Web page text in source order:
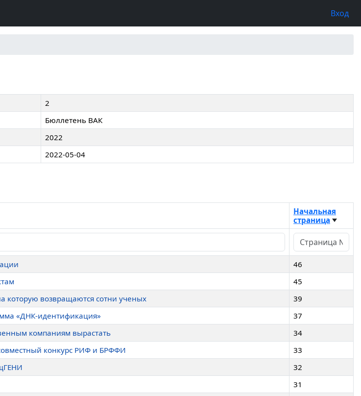
Вход
2
Бюллетень ВАК
2022
2022-05-04
Начальная
страница
46
45
которую возвращаются сотни ученых
39
«ДНК-идентификация»
37
компаниям вырастать
34
конкурс РИФ и БРФФИ
33
32
31